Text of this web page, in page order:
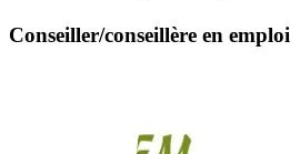
Conseiller/conseillère en emploi